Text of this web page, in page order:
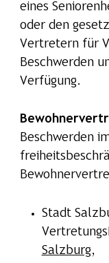
eines
oder den
Vertretern für
Beschwerden
Verfügung.
Beschwerden
Stadt
Salzburg,